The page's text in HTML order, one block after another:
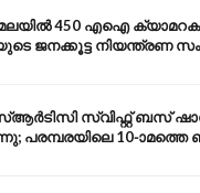
450 എഐ
ജനക്കൂട്ട നിയന്ത്രണ
മുതൽ പമ്പ വരെ
സ്വിഫ്റ്റ് ബസ്
പരമ്പരയിലെ 10-ാമത്തെ
ആശങ്ക